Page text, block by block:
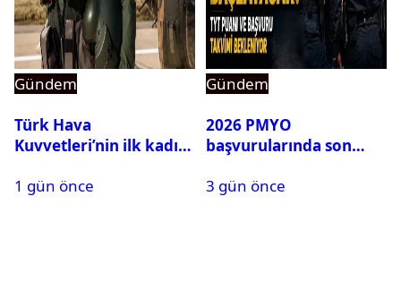
Gündem
Türk Hava
Kuvvetleri’nin ilk kadın
Karapınar hakkında
1 gün önce
Gündem
2026 PMYO
başvurularında son
3 gün önce